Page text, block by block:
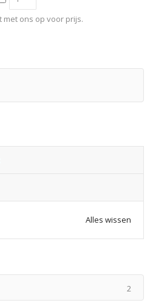
met ons op voor prijs.
Alles wissen
2